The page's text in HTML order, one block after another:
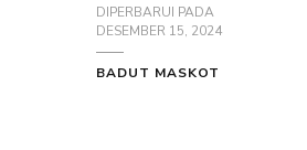
DIPERBARUI PADA
DESEMBER 15, 2024
BADUT MASKOT